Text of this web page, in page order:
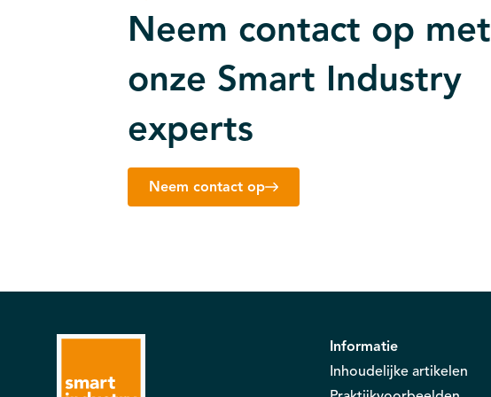
Neem contact op met
onze Smart Industry
experts
Neem contact op
Informatie
Inhoudelijke artikelen